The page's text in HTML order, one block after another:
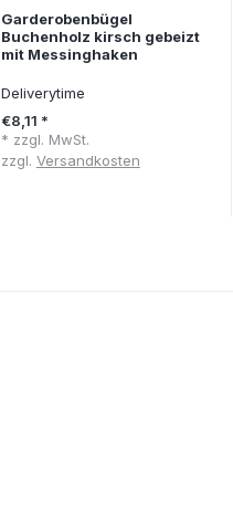
Garderobenbügel
Buchenholz kirsch gebeizt
mit Messinghaken
Deliverytime
€8,11 *
* zzgl. MwSt.
zzgl. Versandkosten